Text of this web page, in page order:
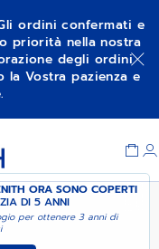
ordini confermati e
priorità nella nostra
degli ordini
la Vostra pazienza e
ORA SONO COPERTI
DI 5 ANNI
per ottenere 3 anni di
AGGIUNGI AL CARRELLO